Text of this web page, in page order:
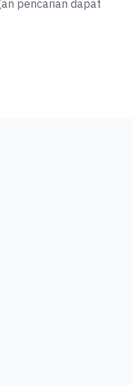
pencarian dapat